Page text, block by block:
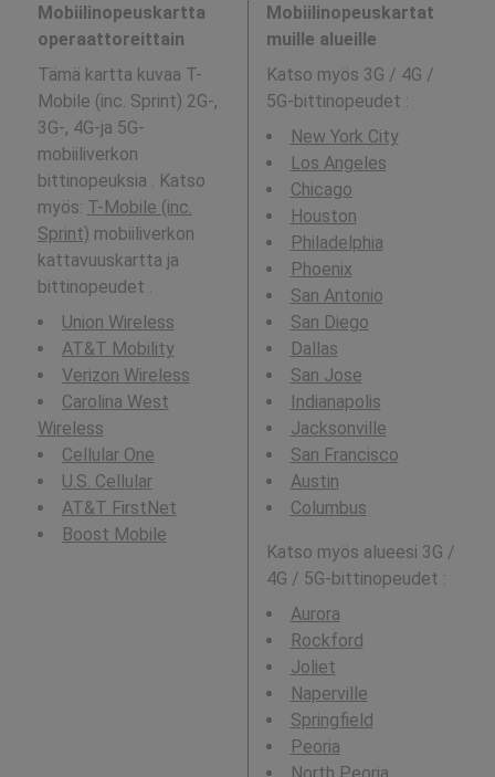
Mobiilinopeuskartta
operaattoreittain
Tämä kartta kuvaa T-
Mobile (inc. Sprint) 2G-,
3G-, 4G-ja 5G-
mobiiliverkon
bittinopeuksia . Katso
myös: T-Mobile (inc.
Sprint) mobiiliverkon
kattavuuskartta ja
bittinopeudet .
Union Wireless
AT&T Mobility
Verizon Wireless
Carolina West
Wireless
Cellular One
U.S. Cellular
AT&T FirstNet
Boost Mobile
Mobiilinopeuskartat
muille alueille
Katso myös 3G / 4G /
5G-bittinopeudet :
New York City
Los Angeles
Chicago
Houston
Philadelphia
Phoenix
San Antonio
San Diego
Dallas
San Jose
Indianapolis
Jacksonville
San Francisco
Austin
Columbus
Katso myös alueesi 3G /
4G / 5G-bittinopeudet :
Aurora
Rockford
Joliet
Naperville
Springfield
Peoria
North Peoria